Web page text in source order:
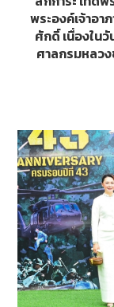
พระองค์เจ้าอ
ศักดิ์ เนื่องใน
ศาลกรมหลว